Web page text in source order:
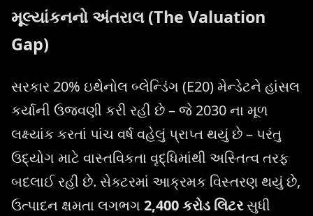
મૂલ્યાંકનનો અંતરાલ (The Valuation
Gap)
સરકાર 20% ઇથેનોલ બ્લેન્ડિંગ (E20) મેન્ડેટને હાંસલ
કર્યાની ઉજવણી કરી રહી છે – જે 2030 ના મૂળ
લક્ષ્યાંક કરતાં પાંચ વર્ષ વહેલું પ્રાપ્ત થયું છે – પરંતુ
ઉદ્યોગ માટે વાસ્તવિકતા વૃદ્ધિમાંથી અસ્તિત્વ તરફ
બદલાઈ રહી છે. સેક્ટરમાં આક્રમક વિસ્તરણ થયું છે,
ઉત્પાદન ક્ષમતા લગભગ 2,400 કરોડ લિટરસુધી